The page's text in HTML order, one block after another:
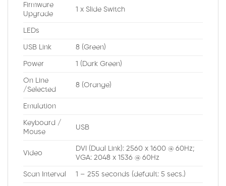
Firmware
Upgrade
1 x Slide Switch
LEDs
USB Link 8 (Green)
Power 1 (Dark Green)
On Line
/Selected
8 (Orange)
Emulation
Keyboard /
Mouse
USB
Video
DVI (Dual Link): 2560 x 1600 @ 60Hz;
VGA: 2048 x 1536 @ 60Hz
Scan Interval 1 – 255 seconds (default: 5 secs.)